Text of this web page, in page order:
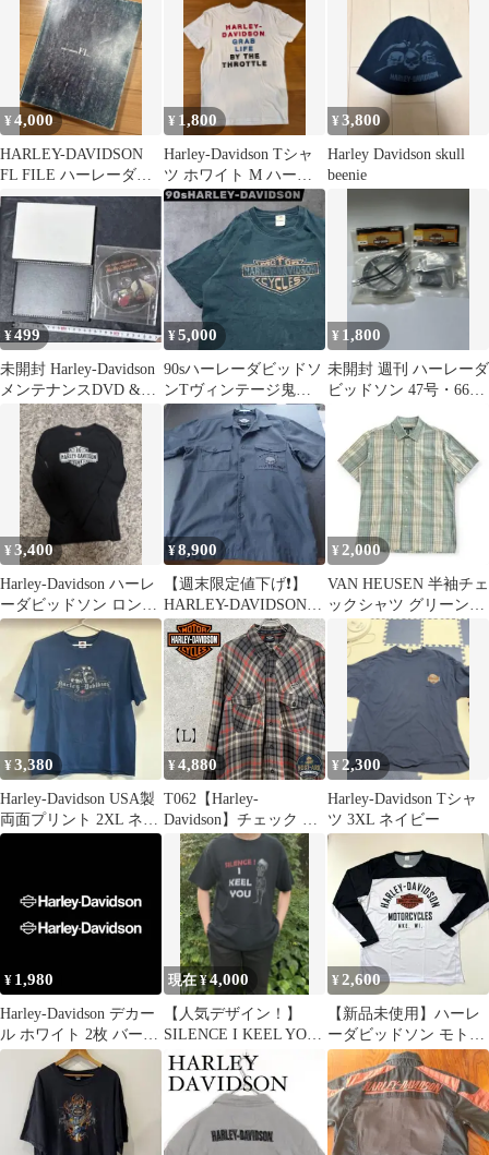
¥4,000
HARLEY-DAVIDSON
FL FILE ハーレーダビ
ッドソン 資料本
¥ 1,800
Harley-Davidson Tシャ
ツ ホワイト M ハーレ
ーダビッドソン
¥3,800
Harley Davidson skull
beenie
¥499
未開封 Harley-Davidson
メンテナンスDVD &フ
ォトスタンドセット
¥5,000
90sハーレーダビッドソ
ンTヴィンテージ鬼フ
ェードフルーツオブザ
ルーム古着XL
¥ 1,800
未開封 週刊 ハーレーダ
ビッドソン 47号・66号
¥3,400
Harley-Davidson ハーレ
ーダビッドソン ロンT
沖縄限定 M
¥8,900
【週末限定値下げ❗】
HARLEY-DAVIDSON
ワークシャツ
¥ 2,000
VAN HEUSEN 半袖チェ
ックシャツ グリーン系
¥3,380
Harley-Davidson USA製
両面プリント 2XL ネイ
ビー 古着
¥4,880
T062【Harley-
Davidson】チェック 長
袖 ネルシャツ ロゴ刺繍
襤褸〔L-XL相当〕
¥2,300
Harley-Davidson Tシャ
ツ 3XL ネイビー
¥ 1,980
Harley-Davidson デカー
ル ホワイト 2枚 バーア
ンドシールド
現在 ¥4,000
【人気デザイン！】
SILENCE I KEEL YOU
Tシャツ
¥2,600
【新品未使用】ハーレ
ーダビッドソン モトク
ロスシャツ ロンT L 白
黒 タグ付